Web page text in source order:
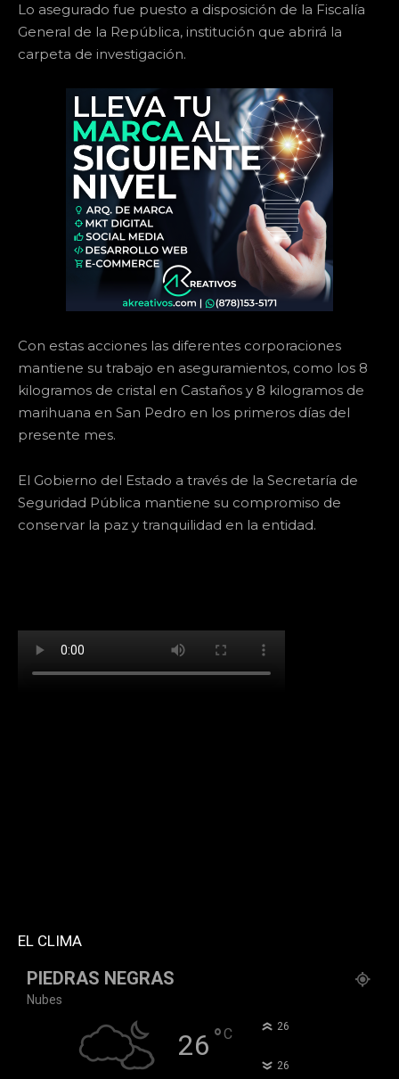
Lo asegurado fue puesto a disposición de la Fiscalía
General de la República, institución que abrirá la
carpeta de investigación.
Con estas acciones las diferentes corporaciones
mantiene su trabajo en aseguramientos, como los 8
kilogramos de cristal en Castaños y 8 kilogramos de
marihuana en San Pedro en los primeros días del
presente mes.
El Gobierno del Estado a través de la Secretaría de
Seguridad Pública mantiene su compromiso de
conservar la paz y tranquilidad en la entidad.
EL CLIMA
PIEDRAS NEGRAS
Nubes
26 °C 26
26